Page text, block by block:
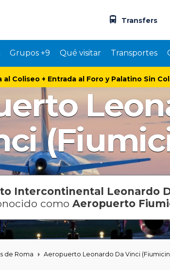
al Coliseo + Entrada al Foro y Palatino Sin
Transfers
Grupos +9 Qué visitar Transportes
Intercontinental Leonardo
como Aeropuerto
de Roma Aeropuerto Leonardo Da Vinci